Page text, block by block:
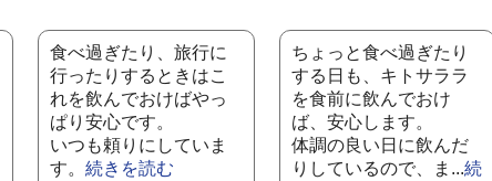
食べ過ぎたり、旅行に
行ったりするときはこ
れを飲んでおけばやっ
ぱり安心です。
いつも頼りにしていま
す。続きを読む
ちょっと食べ過ぎたり
する日も、キトサララ
を食前に飲んでおけ
ば、安心します。
体調の良い日に飲んだ
りしているので、ま...続